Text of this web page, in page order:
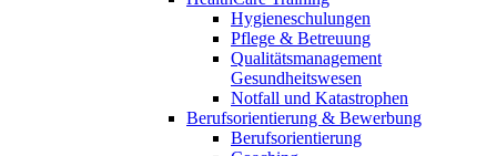
Hygieneschulungen
Pflege & Betreuung
Qualitätsmanagement
Gesundheitswesen
Notfall und Katastrophen
Berufsorientierung & Bewerbung
Berufsorientierung